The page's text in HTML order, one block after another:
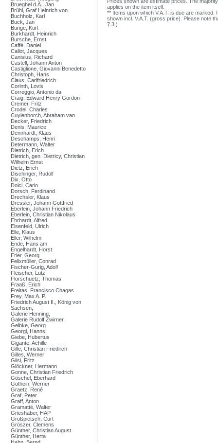
Brueghel d.Ä., Jan
Brühl, Graf Heinrich von
Buchholz, Karl
Buck, Jan
Bunge, Kurt
Burkhardt, Heinrich
Bursche, Ernst
Caffé, Daniel
Callot, Jacques
Canisius, Richard
Castell, Johann Anton
Castiglione, Giovanni Benedetto
Christoph, Hans
Claus, Carlfriedrich
Corinth, Lovis
Correggio, Antonio da
Craig, Edward Henry Gordon
Cremer, Fritz
Crodel, Charles
Cuylenborch, Abraham van
Decker, Friedrich
Denis, Maurice
Dennhardt, Klaus
Deschamps, Henri
Determann, Walter
Dietrich, Erich
Dietrich, gen. Dietricy, Christian
Wilhelm Ernst
Dietz, Erich
Dischinger, Rudolf
Dix, Otto
Dolci, Carlo
Dorsch, Ferdinand
Drechsler, Klaus
Dressler, Johann Gottfried
Eberlein, Johann Friedrich
Eberlein, Christian Nikolaus
Ehrhardt, Alfred
Eisenfeld, Ulrich
Elle, Klaus
Eller, Wilhelm
Ende, Hans am
Engelhardt, Horst
Erler, Georg
Felixmüller, Conrad
Fischer-Gurig, Adolf
Fleischer, Lutz
Florschuetz, Thomas
Fraaß, Erich
Freitas, Francisco Chagas
Frey, Max A. P.
Friedrich August II., König von
Sachsen,
Galerie Henning,
Galerie Rudolf Zwirner,
Gelbke, Georg
Georgi, Hanns
Giebe, Hubertus
Gigante, Achille
Gille, Christian Friedrich
Gilles, Werner
Gilsi, Fritz
Glöckner, Hermann
Gonne, Christian Friedrich
Göschel, Eberhard
Gothein, Werner
Graetz, René
Graf, Peter
Graff, Anton
Gramatté, Walter
Grieshaber, HAP
Großpietsch, Curt
Gröszer, Clemens
Günther, Christian August
Günther, Herta
applies on the item itself.
** Items upon which V.A.T. is due are
shown incl. V.A.T. (gross price). Please note
7.3.)